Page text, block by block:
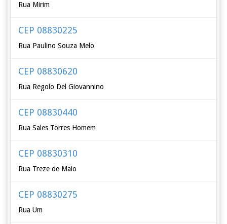
Rua Mirim
CEP 08830225
Rua Paulino Souza Melo
CEP 08830620
Rua Regolo Del Giovannino
CEP 08830440
Rua Sales Torres Homem
CEP 08830310
Rua Treze de Maio
CEP 08830275
Rua Um